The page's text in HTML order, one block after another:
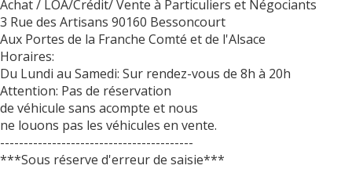
Achat / LOA/Crédit/ Vente à Particuliers et Négociants
3 Rue des Artisans 90160 Bessoncourt
Aux Portes de la Franche Comté et de l'Alsace
Horaires:
Du Lundi au Samedi: Sur rendez-vous de 8h à 20h
Attention: Pas de réservation
de véhicule sans acompte et nous
ne louons pas les véhicules en vente.
-----------------------------------------
***Sous réserve d'erreur de saisie***